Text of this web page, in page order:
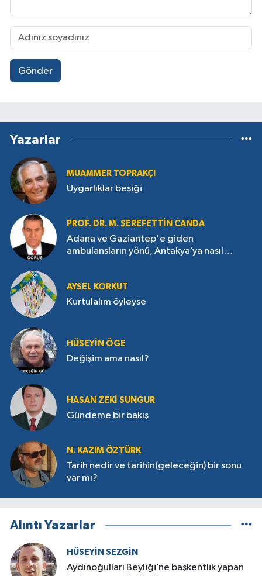
Gönder
Yazarlar
MUAMMER TOPRAKÇI
Uygarlıklar beşiği
PROF. DR. M. ŞEREFETTIN CANDA
Adana ve Gaziantep'e giden
ambulansların yönü, Antakya’ya nasıl
AYSEL KORKUT
Kurtulalım öyleyse
HÜSEYIN ÖGE
Değişim ama nasıl?
HASAN ZEKI SUNGUR
Gündeme bir bakış
N. KAZIM ÖZTÜRK
Tarih nedir ve tarihin(geleceğin) bir sonu
var mı?
Alıntı Yazarlar
HÜSEYIN SEZGIN
Aydınoğulları Beyliği’ne başkentlik yapan